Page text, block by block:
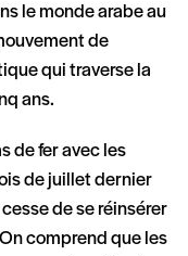
le monde arabe au
de
qui traverse la
ans.
de fer avec les
de juillet dernier
de se réinsérer
comprend que les